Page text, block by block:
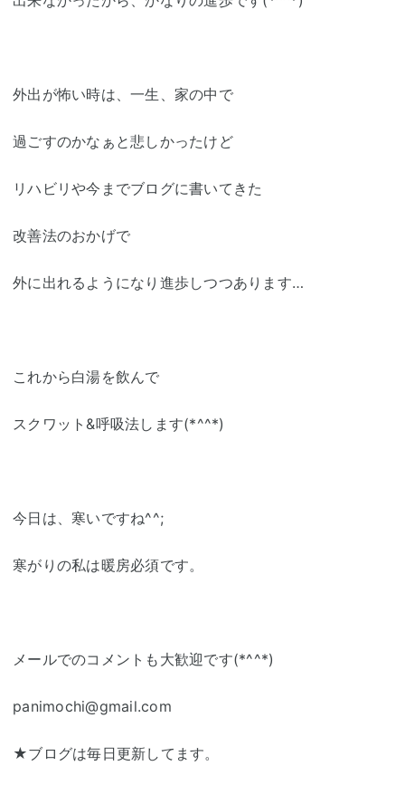
外出が怖い時は、一生、家の中で
過ごすのかなぁと悲しかったけど
リハビリや今までブログに書いてきた
改善法のおかげで
外に出れるようになり進歩しつつあります…
これから白湯を飲んで
スクワット&呼吸法します(*^^*)
今日は、寒いですね^^;
寒がりの私は暖房必須です。
メールでのコメントも大歓迎です(*^^*)
panimochi@gmail.com
★ブログは毎日更新してます。